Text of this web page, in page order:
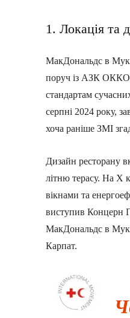
1. Локація та
МакДональдс в
поруч із АЗК ОККО
стандартам
серпні 2024 року,
хоча раніше ЗМІ
Дизайн ресторану
літню терасу. На X
вікнами та
виступив Концерн
МакДональдс в
Карпат.